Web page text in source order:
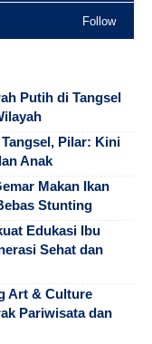
Follow
Putih di Tangsel
Pilar: Kini
Anak
Makan Ikan
Stunting
Edukasi Ibu
Sehat dan
Art & Culture
Pariwisata dan